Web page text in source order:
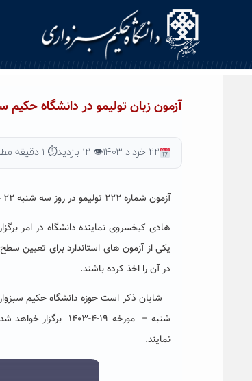
آزمون زبان تولیمو در دانشگاه حکیم
۲۲ خرداد ۱۴۰۳ 👁 ۱۲ بازدید ⏱ ۱ دقیقه مطالعه
آزمون شماره ۲۲۲ تولیمو در روز سه شنبه ۲۲ خردادماه در معاونت پژوهشی دانشگاه حکیم سبزواری برگزار شد.
یکی از آزمون های استاندارد برای تعیین
در آن را اخذ کرده باشند.
شایان ذکر است حوزه دانشگاه حکیم
شنبه – مورخه ۱۹-۴-۱۴۰۳ برگزار خواهد شد که متقاضیان می توانند با مراجعه به سایت
نمایند.